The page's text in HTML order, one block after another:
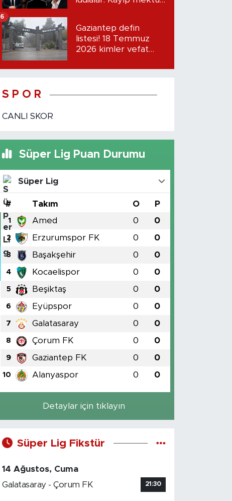
Gaziantep defin
listesi! 18 Temmuz
2026 kimler vefat
6
S P O R
CANLI SKOR
Süper Lig Puan Durumu
Süper Lig
# Takım O P
1 Amed 0 0
2 Erzurumspor FK 0 0
3 Başakşehir 0 0
4 Kocaelispor 0 0
5 Beşiktaş 0 0
6 Eyüpspor 0 0
7 Galatasaray 0 0
8 Çorum FK 0 0
9 Gaziantep FK 0 0
10 Alanyaspor 0 0
Detaylar için tıklayın
Süper Lig Fikstür
14 Ağustos, Cuma
Galatasaray - Çorum FK
21:30